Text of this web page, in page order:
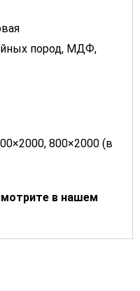
пород, МДФ,
800×2000 (в
в нашем